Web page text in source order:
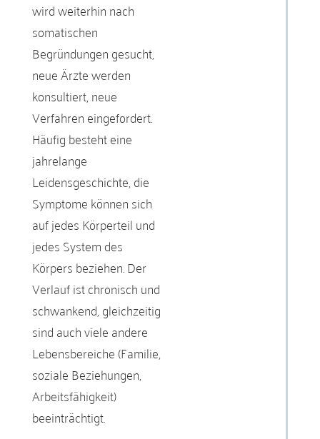
wird weiterhin nach
somatischen
Begründungen gesucht,
neue Ärzte werden
konsultiert, neue
Verfahren eingefordert.
Häufig besteht eine
jahrelange
Leidensgeschichte, die
Symptome können sich
auf jedes Körperteil und
jedes System des
Körpers beziehen. Der
Verlauf ist chronisch und
schwankend, gleichzeitig
sind auch viele andere
Lebensbereiche (Familie,
soziale Beziehungen,
Arbeitsfähigkeit)
beeinträchtigt.